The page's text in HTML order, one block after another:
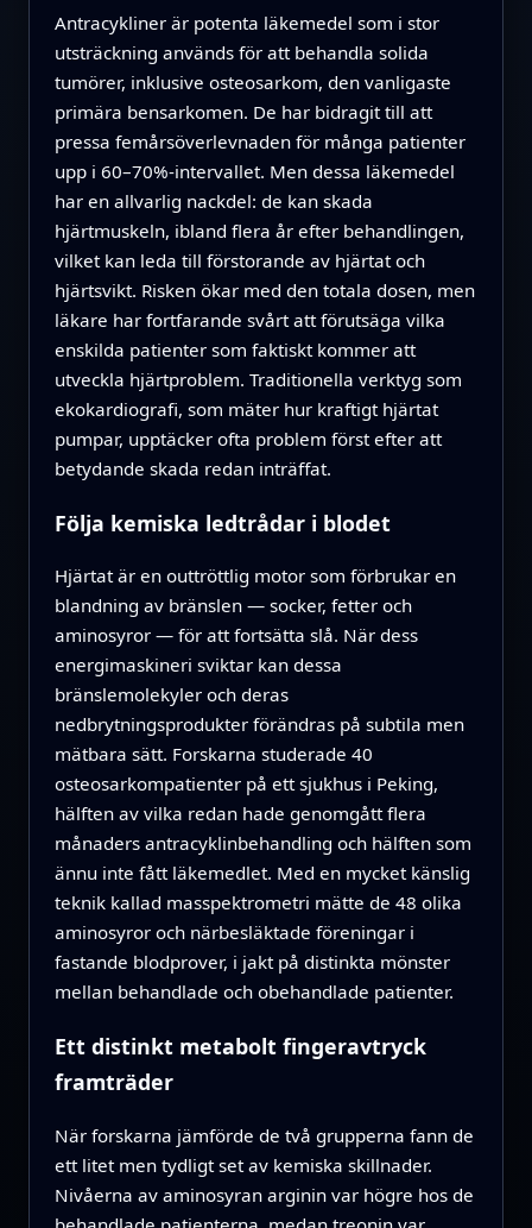
Antracykliner är potenta läkemedel som i stor
utsträckning används för att behandla solida
tumörer, inklusive osteosarkom, den vanligaste
primära bensarkomen. De har bidragit till att
pressa femårsöverlevnaden för många patienter
upp i 60–70%-intervallet. Men dessa läkemedel
har en allvarlig nackdel: de kan skada
hjärtmuskeln, ibland flera år efter behandlingen,
vilket kan leda till förstorande av hjärtat och
hjärtsvikt. Risken ökar med den totala dosen, men
läkare har fortfarande svårt att förutsäga vilka
enskilda patienter som faktiskt kommer att
utveckla hjärtproblem. Traditionella verktyg som
ekokardiografi, som mäter hur kraftigt hjärtat
pumpar, upptäcker ofta problem först efter att
betydande skada redan inträffat.
Följa kemiska ledtrådar i blodet
Hjärtat är en outtröttlig motor som förbrukar en
blandning av bränslen — socker, fetter och
aminosyror — för att fortsätta slå. När dess
energimaskineri sviktar kan dessa
bränslemolekyler och deras
nedbrytningsprodukter förändras på subtila men
mätbara sätt. Forskarna studerade 40
osteosarkompatienter på ett sjukhus i Peking,
hälften av vilka redan hade genomgått flera
månaders antracyklinbehandling och hälften som
ännu inte fått läkemedlet. Med en mycket känslig
teknik kallad masspektrometri mätte de 48 olika
aminosyror och närbesläktade föreningar i
fastande blodprover, i jakt på distinkta mönster
mellan behandlade och obehandlade patienter.
Ett distinkt metabolt fingeravtryck
framträder
När forskarna jämförde de två grupperna fann de
ett litet men tydligt set av kemiska skillnader.
Nivåerna av aminosyran arginin var högre hos de